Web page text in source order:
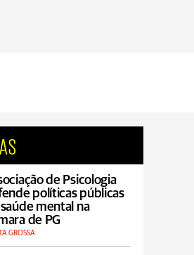
de Psicologia
políticas públicas
mental na
de PG
GROSSA